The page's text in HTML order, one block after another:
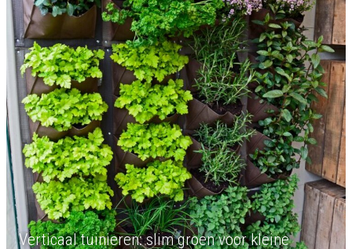
Verticaal tuinieren: slim groen voor kleine